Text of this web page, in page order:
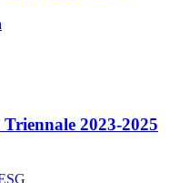
2023-2025